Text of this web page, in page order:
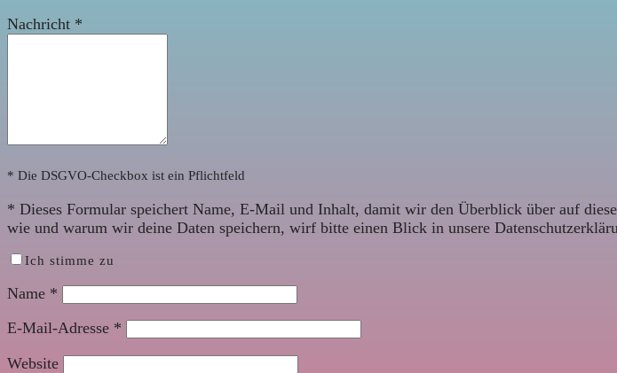
Nachricht *
* Die DSGVO-Checkbox ist ein Pflichtfeld
* Dieses Formular speichert Name, E-Mail und Inhalt, damit wir den Überblick über auf
wie und warum wir deine Daten speichern, wirf bitte einen Blick in unsere
Ich stimme zu
Name *
E-Mail-Adresse *
Website